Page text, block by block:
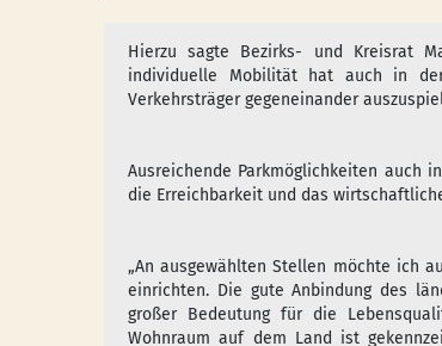
Hierzu sagte Bezirks- und Kreisrat
individuelle Mobilität hat auch in
Verkehrsträger gegeneinander
Ausreichende Parkmöglichkeiten auch
die Erreichbarkeit und das
„An ausgewählten Stellen möchte ich
einrichten. Die gute Anbindung des
großer Bedeutung für die
Wohnraum auf dem Land ist